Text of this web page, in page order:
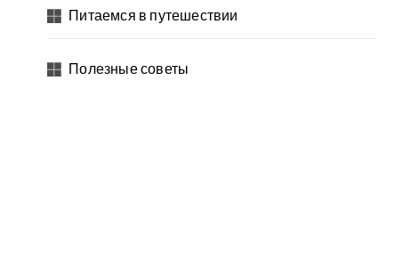
Питаемся в путешествии
Полезные советы